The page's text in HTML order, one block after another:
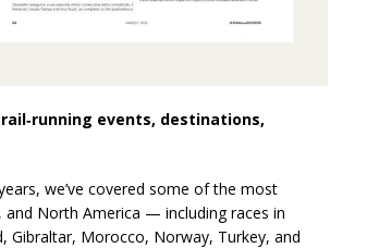
events, destinations,
we’ve covered some of the most
and North America — including races in
Gibraltar, Morocco, Norway, Turkey, and